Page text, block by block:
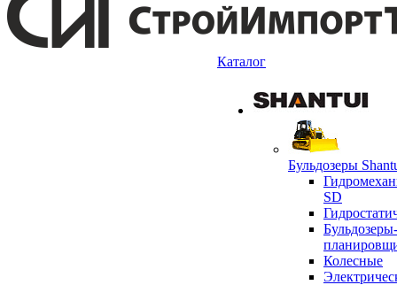
Каталог
Бульдозеры
SD
Бульдозеры-
Колесные